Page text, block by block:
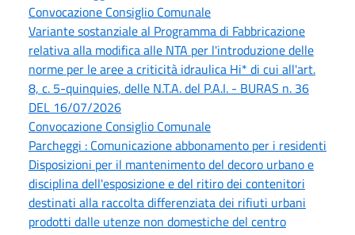
Convocazione Consiglio Comunale
Variante sostanziale al Programma di Fabbricazione
relativa alla modifica alle NTA per l'introduzione delle
norme per le aree a criticità idraulica Hi* di cui all'art.
8, c. 5-quinquies, delle N.T.A. del P.A.I. - BURAS n. 36
DEL 16/07/2026
Convocazione Consiglio Comunale
Parcheggi : Comunicazione abbonamento per i residenti
Disposizioni per il mantenimento del decoro urbano e
disciplina dell'esposizione e del ritiro dei contenitori
destinati alla raccolta differenziata dei rifiuti urbani
prodotti dalle utenze non domestiche del centro